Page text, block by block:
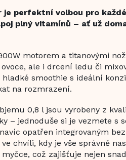
je perfektní volbou pro
plný vitamínů – ať už
motorem a titanovými
ale i drcení ledu či
hladké smoothie s ideální
na rozmrazení.
0,8 l jsou vyrobeny z
– jednoduše si je vezmete s
opatřen integrovaným
chvíli, kdy je vše správně
což zajišťuje nejen